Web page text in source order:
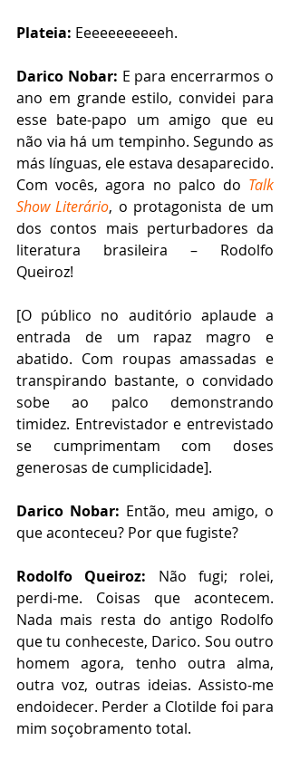
Plateia: Eeeeeeeeeeeh.
Darico Nobar: E para encerrarmos o
ano em grande estilo, convidei para
esse bate-papo um amigo que eu
não via há um tempinho. Segundo as
más línguas, ele estava desaparecido.
Com vocês, agora no palco do Talk
Show Literário, o protagonista de um
dos contos mais perturbadores da
literatura brasileira – Rodolfo
Queiroz!
[O público no auditório aplaude a
entrada de um rapaz magro e
abatido. Com roupas amassadas e
transpirando bastante, o convidado
sobe ao palco demonstrando
timidez. Entrevistador e entrevistado
se cumprimentam com doses
generosas de cumplicidade].
Darico Nobar: Então, meu amigo, o
que aconteceu? Por que fugiste?
Rodolfo Queiroz: Não fugi; rolei,
perdi-me. Coisas que acontecem.
Nada mais resta do antigo Rodolfo
que tu conheceste, Darico. Sou outro
homem agora, tenho outra alma,
outra voz, outras ideias. Assisto-me
endoidecer. Perder a Clotilde foi para
mim soçobramento total.